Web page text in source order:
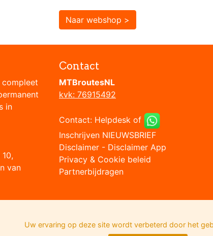
Naar webshop >
in
van
Contact
MTBroutesNL
kvk: 76915492
Contact: Helpdesk of
Inschrijven NIEUWSBRIEF
Disclaimer - Disclaimer App
Privacy & Cookie beleid
Partnerbijdragen
Uw ervaring op deze site wordt verbeterd door het